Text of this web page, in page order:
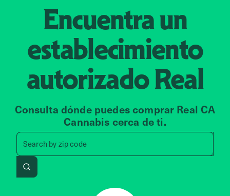
Encuentra un
establecimiento
autorizadoReal
Consulta dónde puedes comprar Real CA
Cannabis cerca de ti.
Search by zip code
Search by zip code, address,
Search